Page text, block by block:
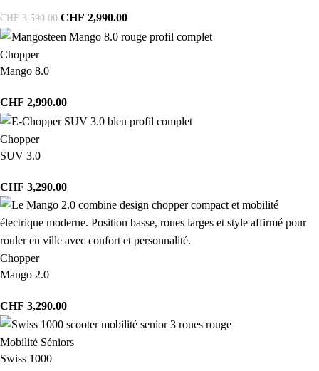
CHF3,590.00 CHF 2,990.00
Chopper
Mango 8.0
CHF 2,990.00
Chopper
SUV 3.0
CHF 3,290.00
Chopper
Mango 2.0
CHF 3,290.00
Mobilité Séniors
Swiss 1000